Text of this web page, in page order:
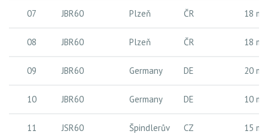
07 JBR60 Plzeň ČR 18 m
08 JBR60 Plzeň ČR 18 m
09 JBR60 Germany DE 20 m
10 JBR60 Germany DE 10 m
11 JSR60
Špindlerův
CZ 15 m